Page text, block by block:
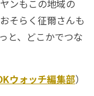
ンもこの地域の
そらく征爾さんも
と、どこかでつな
ウォッチ編集部）